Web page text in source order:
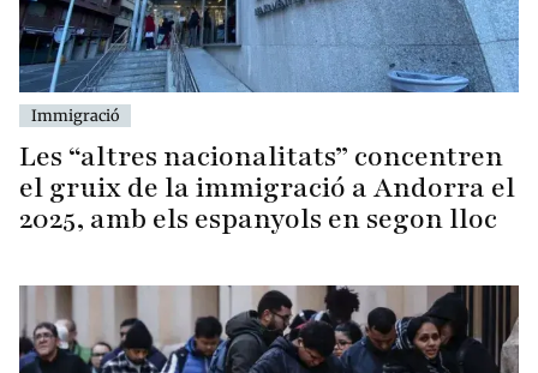
Immigració
Les “altres nacionalitats” concentren
el gruix de la immigració a Andorra el
2025, amb els espanyols en segon lloc